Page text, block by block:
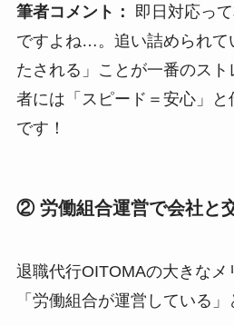
筆者コメント：
即日対応っ
ですよね…。追い詰められて
たされる」ことが一番のス
者には「スピード＝安心」
です！
② 労働組合運営で会社と
退職代行OITOMAの大きなメ
「労働組合が運営している」